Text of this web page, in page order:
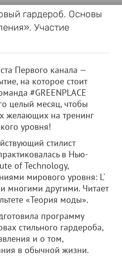
гардероб. Основы
Участие
Первого канала —
на которое стоит
#GREENPLACE
целый месяц, чтобы
желающих на тренинг
уровня!
стилист
в Нью-
of Technology,
мирового уровня: L'
многими другими. Читает
«Теория моды».
программу
стильного гардероба,
и о том,
в обычной жизни.